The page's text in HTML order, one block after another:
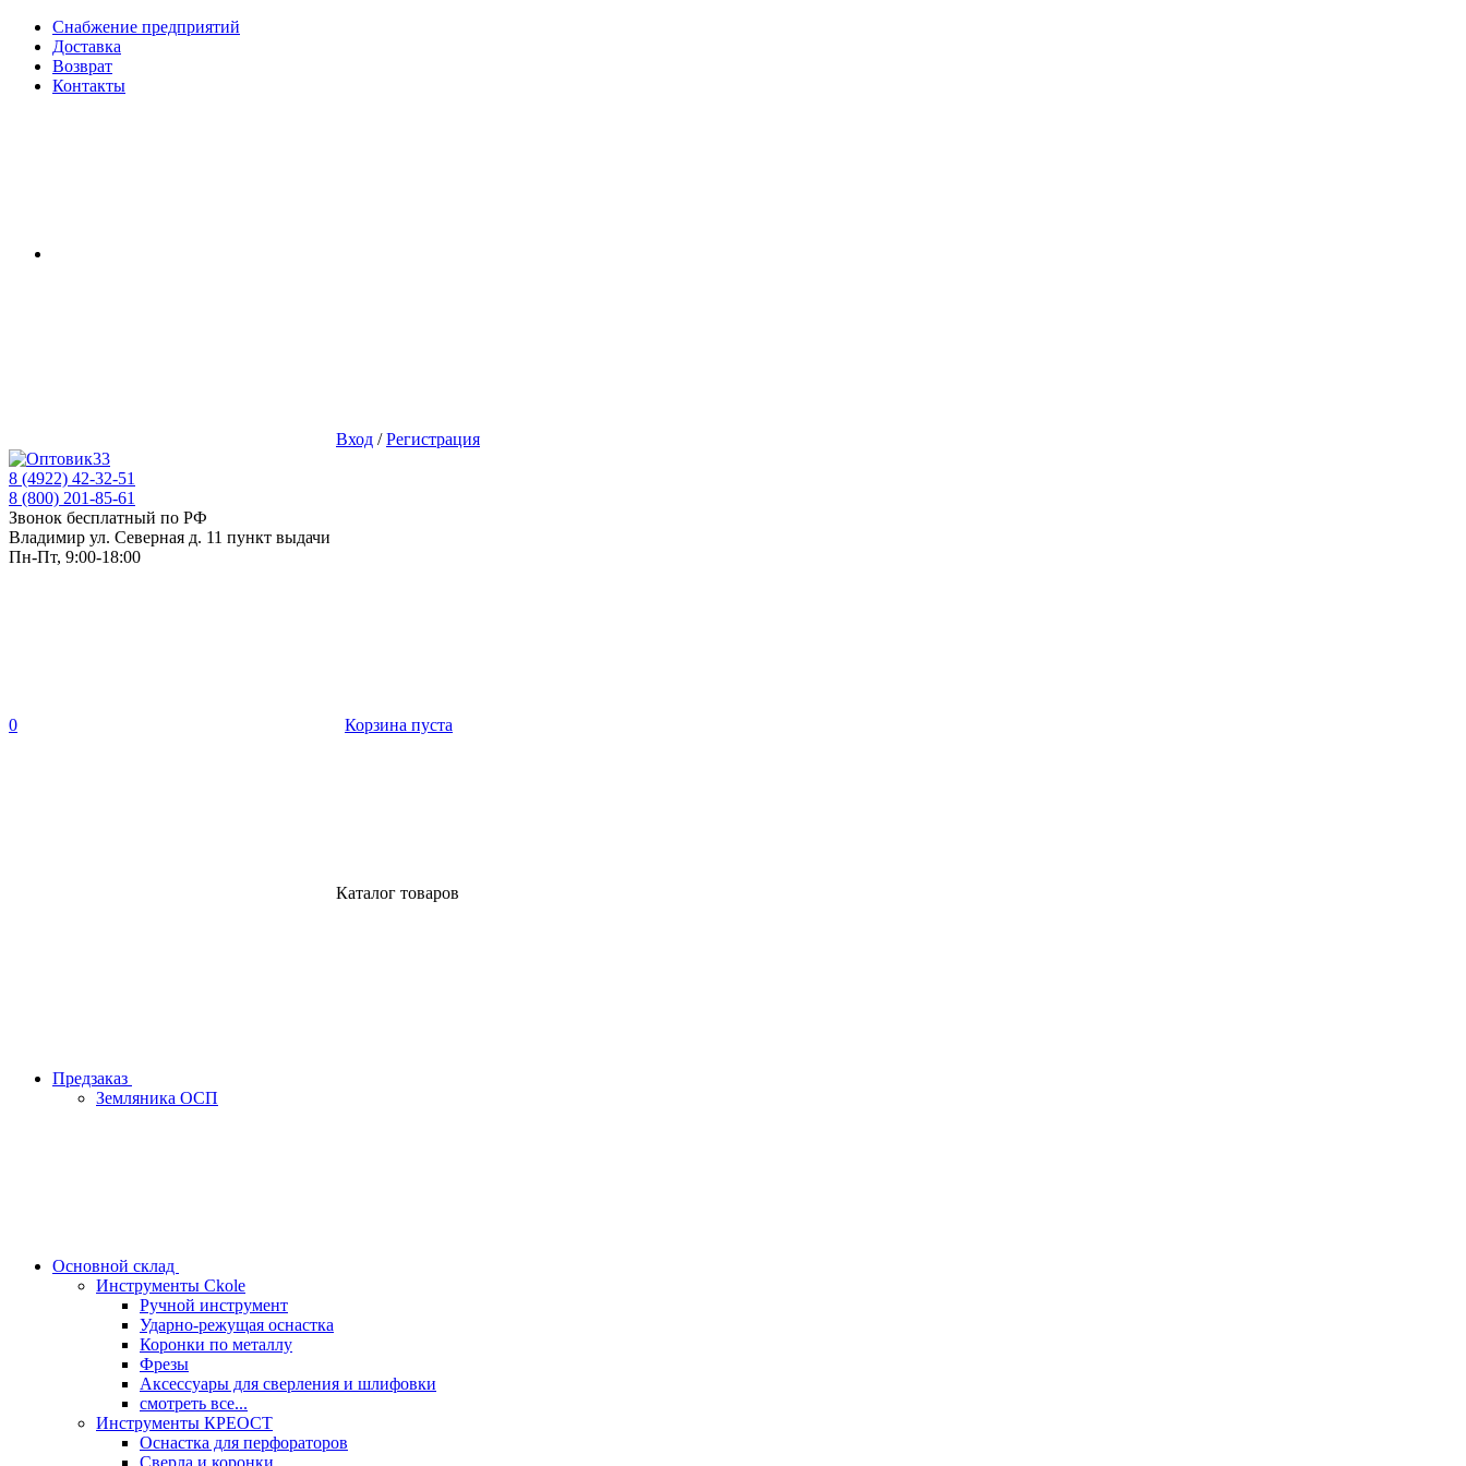
Снабжение предприятий
Доставка
Возврат
Контакты
Вход /Регистрация
8 (4922) 42-32-51
8 (800) 201-85-61
Звонок бесплатный по РФ
Владимир ул. Северная д. 11 пункт выдачи
Пн-Пт, 9:00-18:00
0 Корзина пуста
Каталог товаров
Предзаказ
Земляника ОСП
Основной склад
Инструменты Ckole
Ручной инструмент
Ударно‑режущая оснастка
Коронки по металлу
Фрезы
Аксессуары для сверления и шлифовки
смотреть все...
Инструменты КРЕОСТ
Оснастка для перфораторов
Сверла и коронки